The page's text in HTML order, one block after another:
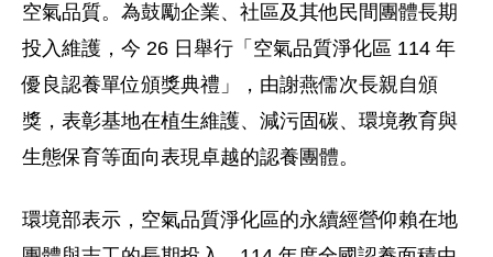
空氣品質。為鼓勵企業、社區及其他民間團體長期
投入維護，今 26 日舉行「空氣品質淨化區 114 年
優良認養單位頒獎典禮」，由謝燕儒次長親自頒
獎，表彰基地在植生維護、減污固碳、環境教育與
生態保育等面向表現卓越的認養團體。
環境部表示，空氣品質淨化區的永續經營仰賴在地